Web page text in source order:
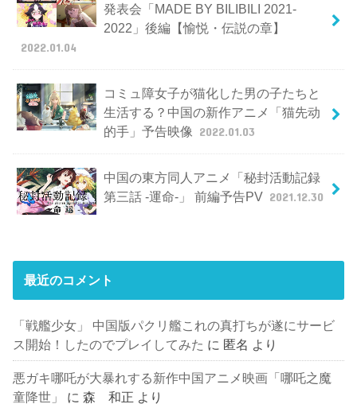
発表会「MADE BY BILIBILI 2021-
2022」後編【愉悦・伝説の章】
2022.01.04
コミュ障女子が猫化した男の子たちと
生活する？中国の新作アニメ「猫先动
的手」予告映像
2022.01.03
中国の東方同人アニメ「秘封活動記録
第三話 -運命-」 前編予告PV 2021.12.30
最近のコメント
「戦艦少女」 中国版パクリ艦これの真打ちが遂にサービ
ス開始！したのでプレイしてみた に 匿名 より
悪ガキ哪吒が大暴れする新作中国アニメ映画「哪吒之魔
童降世」
に森 和正 より